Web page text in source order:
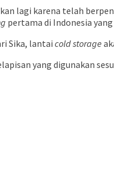
lagi karena telah
pertama di Indonesia
Sika, lantai cold storage
yang digunakan